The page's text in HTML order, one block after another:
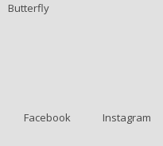
Butterfly
Facebook Instagram